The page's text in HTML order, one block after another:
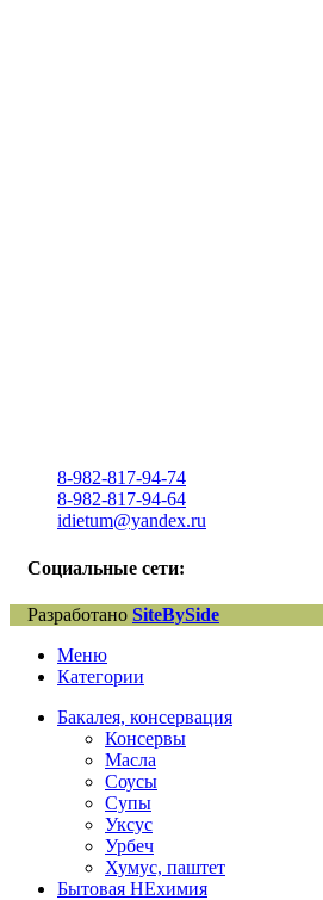
8-982-817-94-74
8-982-817-94-64
idietum@yandex.ru
Социальные сети:
Разработано SiteBySide
Меню
Категории
Бакалея, консервация
Консервы
Масла
Соусы
Супы
Уксус
Урбеч
Хумус, паштет
Бытовая НЕхимия